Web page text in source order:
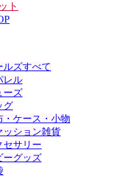
ト
ルズすべて
レル
ーズ
グ
・ケース・小物
ッション雑貨
セサリー
ーグッズ